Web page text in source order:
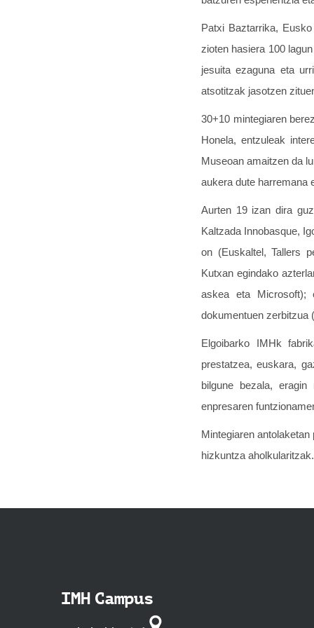
Patxi Baztarrika,
zioten hasiera 100
jesuita ezaguna eta
atsotitzak jasotzen
30+10 mintegiaren
Honela, entzuleak
Museoan amaitzen da
aukera dute harremana
Aurten 19 izan dira
Kaltzada Innobasque,
on (Euskaltel, Tallers
Kutxan egindako
askea eta Microsoft);
dokumentuen zerbitzua
Elgoibarko IMHk
prestatzea, euskara,
bilgune bezala,
enpresaren
Mintegiaren
hizkuntza aholkularitzak.
IMH Campus